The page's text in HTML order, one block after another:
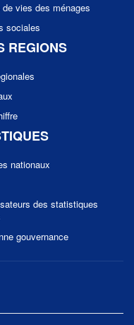
vies des ménages
sociales
REGIONS
nationaux
des statistiques
gouvernance